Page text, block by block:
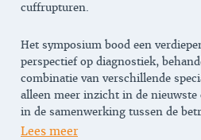
cuffrupturen.
Het symposium bood een
perspectief op diagnostiek,
combinatie van verschillende
alleen meer inzicht in de
in de samenwerking tussen de
Lees meer